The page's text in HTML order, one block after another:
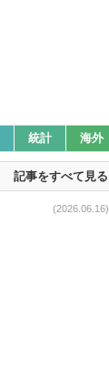
統計 海外
記事をすべて見る
(2026.06.16)